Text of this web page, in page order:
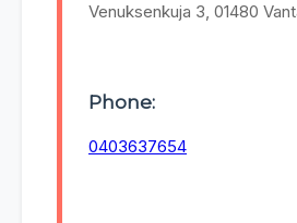
Venuksenkuja 3, 01480
Phone:
0403637654